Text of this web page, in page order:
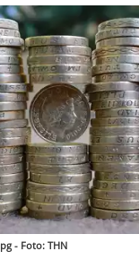
- Foto: THN